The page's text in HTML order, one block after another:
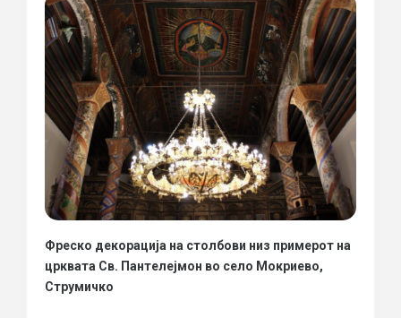
Фреско декорација на столбови низ примерот на
црквата Св. Пантелејмон во село Мокриево,
Струмичко